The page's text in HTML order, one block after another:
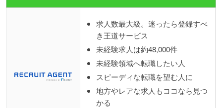
求人数最大級。迷ったら登録すべ
き王道サービス
未経験求人は約48,000件
未経験領域へ転職したい人
スピーディな転職を望む人に
地方やレアな求人もココなら見つ
かる